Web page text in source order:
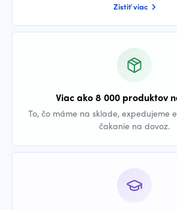
Zistiť viac
Viac ako 8 000 produktov
To, čo máme na sklade, expedujeme
čakanie na dovoz.